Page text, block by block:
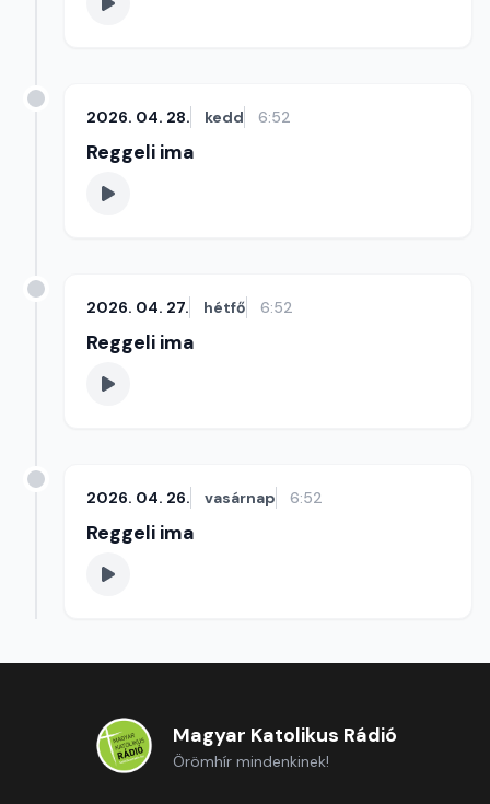
2026. 04. 28. kedd 6:52
Reggeli ima
2026. 04. 27. hétfő 6:52
Reggeli ima
2026. 04. 26. vasárnap 6:52
Reggeli ima
Magyar Katolikus Rádió
Örömhír mindenkinek!